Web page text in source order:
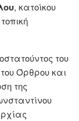
, κατοίκου
του
Όρθρου και
της